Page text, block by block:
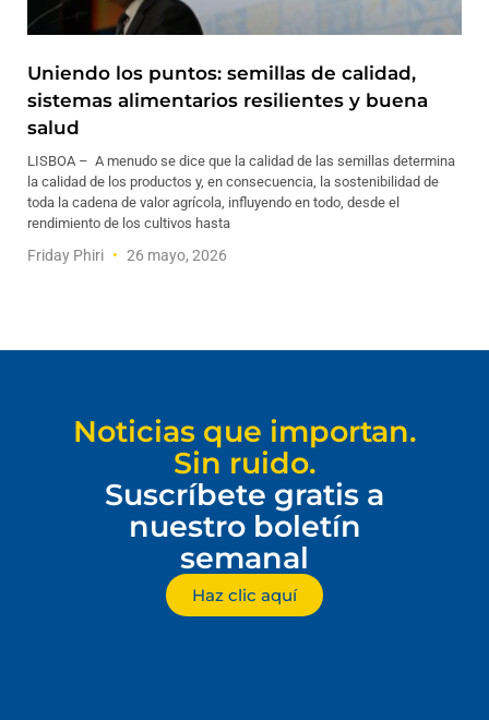
Uniendo los puntos: semillas de calidad,
sistemas alimentarios resilientes y buena
salud
LISBOA – A menudo se dice que la calidad de las semillas determina
la calidad de los productos y, en consecuencia, la sostenibilidad de
toda la cadena de valor agrícola, influyendo en todo, desde el
rendimiento de los cultivos hasta
Friday Phiri 26 mayo, 2026
Noticias que importan.
Sin ruido.
Suscríbete gratis a
nuestro boletín
semanal
Haz clic aquí